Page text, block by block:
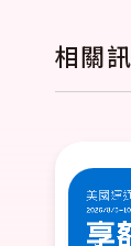
相關
通「在地好